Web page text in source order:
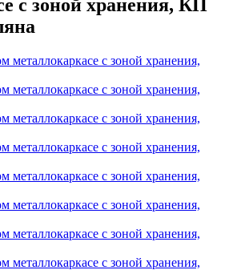
с зоной хранения, КП